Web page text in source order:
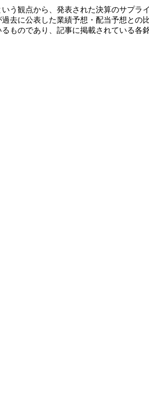
う観点から、発表された決算のサプ
去に公表した業績予想・配当予想と
ものであり、記事に掲載されている各